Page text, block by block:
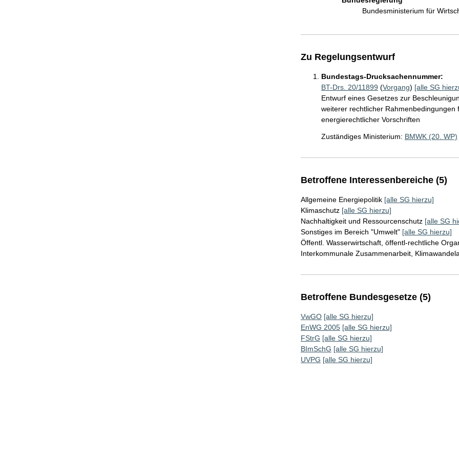
Bundesministerium für
Zu Regelungsentwurf
Bundestags-Drucksachennummer:
BT-Drs. 20/11899 (Vorgang) [alle SG
Entwurf eines Gesetzes zur
weiterer rechtlicher
energierechtlicher Vorschriften
Zuständiges Ministerium: BMWK (20. WP)
Betroffene Interessenbereiche (5)
Allgemeine Energiepolitik [alle SG hierzu]
Klimaschutz [alle SG hierzu]
Nachhaltigkeit und Ressourcenschutz [alle SG
Sonstiges im Bereich "Umwelt" [alle SG hierzu]
Öffentl. Wasserwirtschaft, öffentl-rechtliche
Interkommunale Zusammenarbeit,
Betroffene Bundesgesetze (5)
VwGO [alle SG hierzu]
EnWG 2005 [alle SG hierzu]
FStrG [alle SG hierzu]
BImSchG [alle SG hierzu]
UVPG [alle SG hierzu]